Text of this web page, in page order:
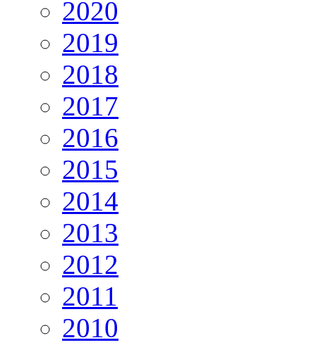
2020
2019
2018
2017
2016
2015
2014
2013
2012
2011
2010